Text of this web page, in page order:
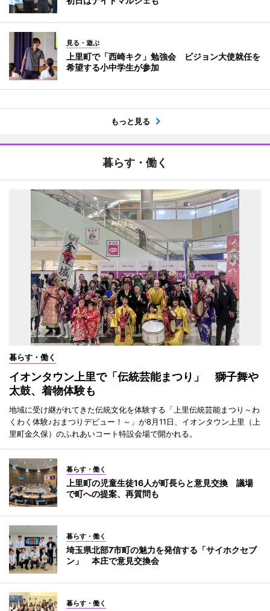
見る・遊ぶ
上里町で「西崎キク」勉強会 ビジョン大使就任を
希望する小中学生が参加
もっと見る
暮らす・働く
暮らす・働く
イオンタウン上里で「伝統芸能まつり」 獅子舞や
太鼓、着物体験も
地域に受け継がれてきた伝統文化を体験する「上里伝統芸能まつり～わ
くわく体験♪おまつりデビュー！～」が8月11日、イオンタウン上里（上
里町金久保）のふれあいコート特設会場で開かれる。
暮らす・働く
上里町の児童生徒16人が町長らと意見交換 議場
で町への提案、再質問も
暮らす・働く
埼玉県北部7市町の魅力を発信する「サイホクセブ
ン」 本庄で意見交換会
暮らす・働く